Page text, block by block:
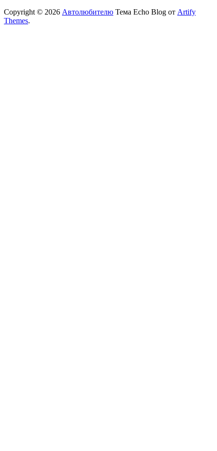
Copyright © 2026 Автолюбителю Тема Echo Blog от Artify
Themes.